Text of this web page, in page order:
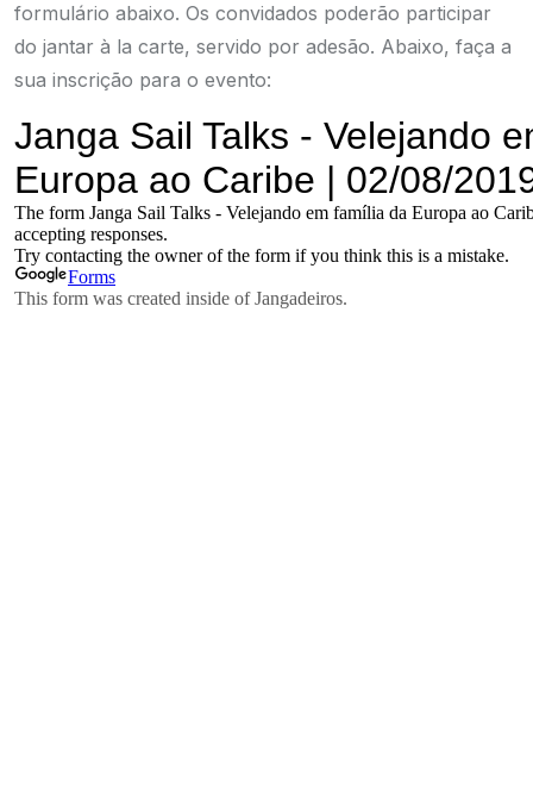
formulário abaixo. Os convidados poderão participar
do jantar à la carte, servido por adesão. Abaixo, faça a
sua inscrição para o evento: